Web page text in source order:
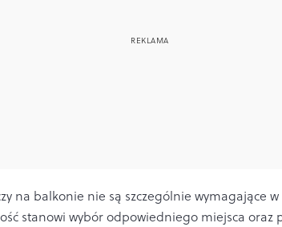
na balkonie nie są szczególnie wymagające
stanowi wybór odpowiedniego miejsca oraz